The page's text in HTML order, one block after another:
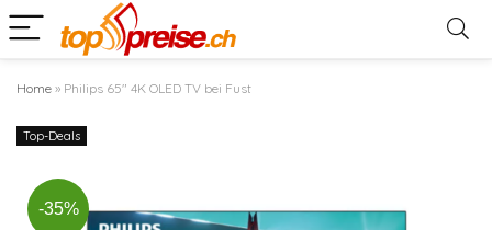
Home » Philips 65″ 4K OLED TV bei Fust
Top-Deals
-35%